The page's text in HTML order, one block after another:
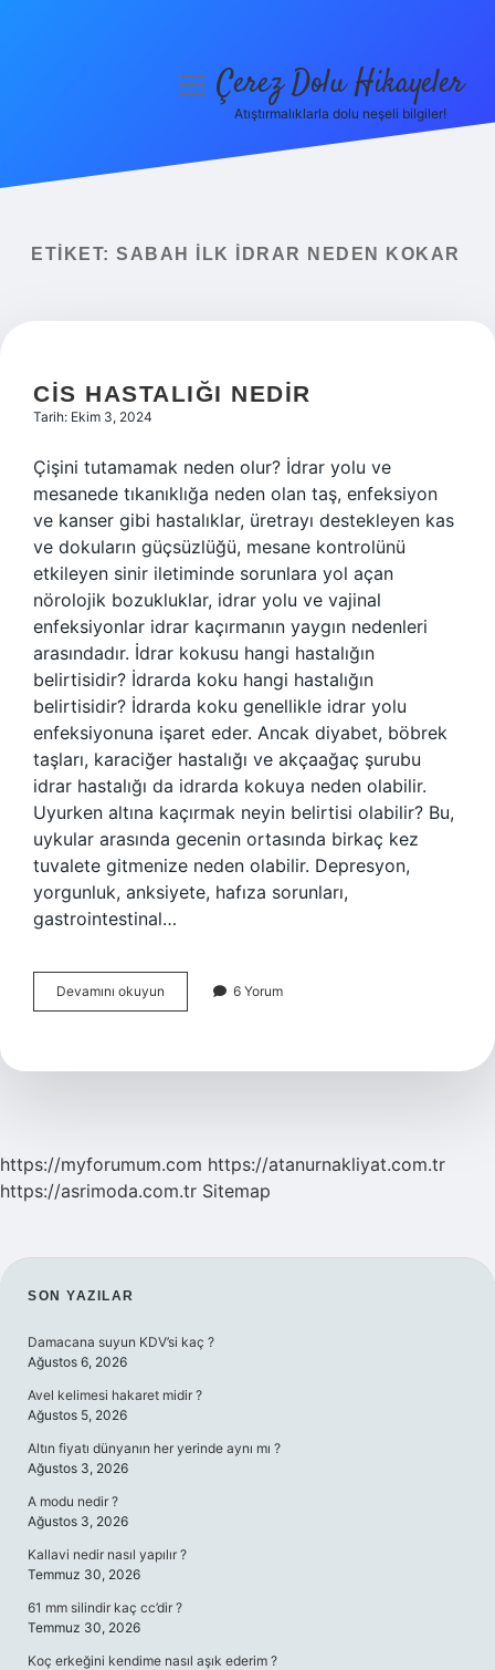
Yasal Uyarı
menüyüÇerez Dolu Hikayeler
Atıştırmalıklarla dolu neşeli bilgiler!
ETIKET: SABAH ILK IDRAR NEDEN KOKAR
CIS HASTALIĞI NEDIR
Tarih: Ekim 3, 2024
Çişini tutamamak neden olur? İdrar yolu ve
mesanede tıkanıklığa neden olan taş, enfeksiyon
ve kanser gibi hastalıklar, üretrayı destekleyen kas
ve dokuların güçsüzlüğü, mesane kontrolünü
etkileyen sinir iletiminde sorunlara yol açan
nörolojik bozukluklar, idrar yolu ve vajinal
enfeksiyonlar idrar kaçırmanın yaygın nedenleri
arasındadır. İdrar kokusu hangi hastalığın
belirtisidir? İdrarda koku hangi hastalığın
belirtisidir? İdrarda koku genellikle idrar yolu
enfeksiyonuna işaret eder. Ancak diyabet, böbrek
taşları, karaciğer hastalığı ve akçaağaç şurubu
idrar hastalığı da idrarda kokuya neden olabilir.
Uyurken altına kaçırmak neyin belirtisi olabilir? Bu,
uykular arasında gecenin ortasında birkaç kez
tuvalete gitmenize neden olabilir. Depresyon,
yorgunluk, anksiyete, hafıza sorunları,
gastrointestinal…
Devamını okuyun
Hastalığı
6 Yorum
https://myforumum.com https://atanurnakliyat.com.tr
https://asrimoda.com.tr Sitemap
SIDEBAR
SON YAZILAR
Damacana suyun KDV’si kaç ?
Ağustos 6, 2026
Avel kelimesi hakaret midir ?
Ağustos 5, 2026
Altın fiyatı dünyanın her yerinde aynı mı ?
Ağustos 3, 2026
A modu nedir ?
Ağustos 3, 2026
Kallavi nedir nasıl yapılır ?
Temmuz 30, 2026
61 mm silindir kaç cc’dir ?
Temmuz 30, 2026
Koç erkeğini kendime nasıl aşık ederim ?